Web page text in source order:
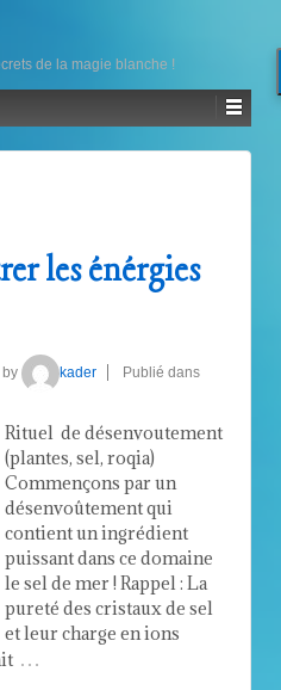
de la magie blanche !
les énérgies
by kader Publié dans
Rituel de désenvoutement
(plantes, sel, roqia)
Commençons par un
désenvoûtement qui
contient un ingrédient
puissant dans ce domaine
le sel de mer ! Rappel : La
pureté des cristaux de sel
et leur charge en ions
…